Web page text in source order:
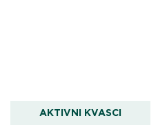
AKTIVNI KVASCI